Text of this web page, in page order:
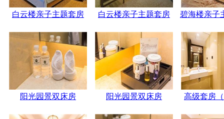
白云楼亲子主题套房 白云楼亲子主题套房 碧海楼亲子
阳光园景双床房 阳光园景双床房 高级套房